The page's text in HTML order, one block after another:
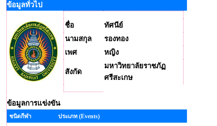
ข้อมูลทั่วไป
ชื่อ
ทัศนีย์
นามสกุล
รองทอง
เพศ
หญิง
สังกัด
มหาวิทยาลัยราชภัฏ
ศรีสะเกษ
ข้อมูลการแข่งขัน
ชนิดกีฬา
ประเภท (Events)